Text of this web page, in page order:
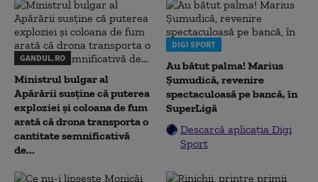
GANDUL.RO
Ministrul bulgar al
Apărării susține că puterea
exploziei și coloana de fum
arată că drona transporta o
cantitate semnificativă
de...
DIGI SPORT
Au bătut palma! Marius
Șumudică, revenire
spectaculoasă pe bancă, în
SuperLigă
Descarcă aplicația Digi
Sport